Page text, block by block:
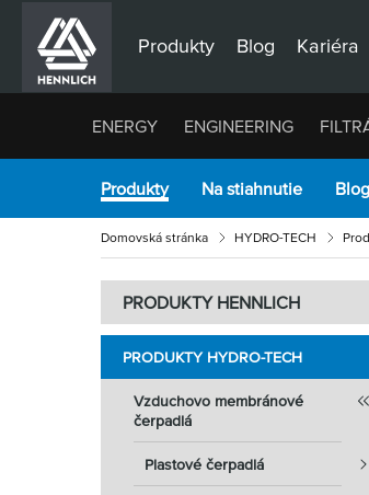
Produkty Blog Kariéra
ENERGY ENGINEERING
Produkty Na stiahnutie Blog
Domovská stránka HYDRO-TECH
PRODUKTY HENNLICH
PRODUKTY HYDRO-TECH
Vzduchovo membránové
čerpadlá
Plastové čerpadlá